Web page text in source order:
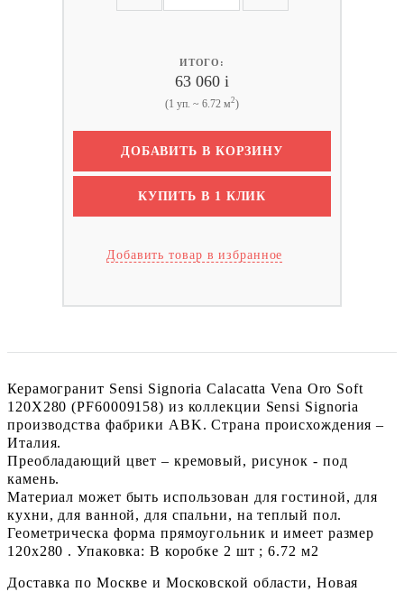
ИТОГО:
63 060 i
(1 уп. ~ 6.72 м2)
ДОБАВИТЬ В КОРЗИНУ
КУПИТЬ В 1 КЛИК
Добавить товар в избранное
Керамогранит Sensi Signoria Calacatta Vena Oro Soft
120X280 (PF60009158) из коллекции Sensi Signoria
производства фабрики ABK. Страна происхождения –
Италия.
Преобладающий цвет – кремовый, рисунок - под
камень.
Материал может быть использован для гостиной, для
кухни, для ванной, для спальни, на теплый пол.
Геометрическа форма прямоугольник и имеет размер
120x280 . Упаковка: В коробке 2 шт ; 6.72 м2
Доставка по Москве и Московской области, Новая